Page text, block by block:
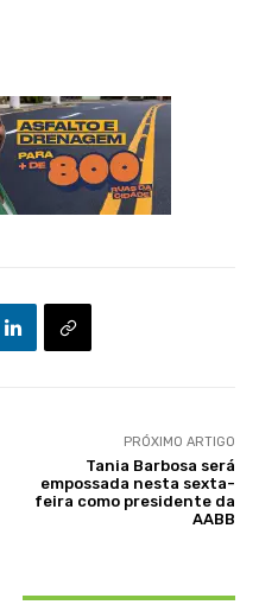
PRÓXIMO ARTIGO
Tania Barbosa será
empossada nesta sexta-
feira como presidente da
AABB